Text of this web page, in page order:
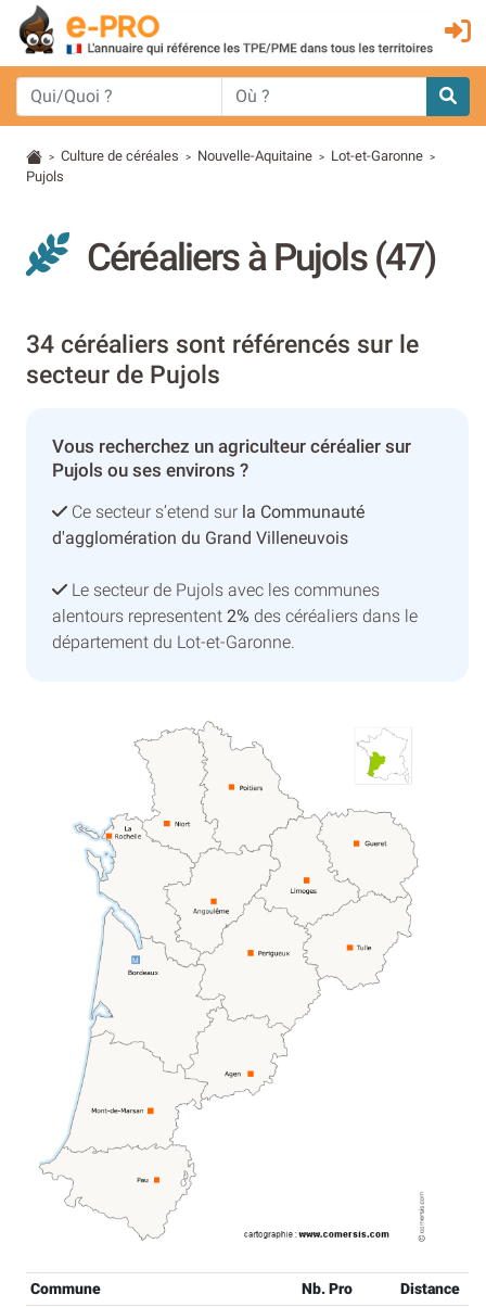
> Culture de céréales > Nouvelle-Aquitaine > Lot-et-Garonne >
Pujols
Céréaliers à Pujols (47)
34 céréaliers sont référencés sur le
secteur de Pujols
Vous recherchez un agriculteur céréalier sur
Pujols ou ses environs ?
Ce secteur s’etend sur la Communauté
d'agglomération du Grand Villeneuvois
Le secteur de Pujols avec les communes
alentours representent 2% des céréaliers dans le
département du Lot-et-Garonne.
Commune Nb. Pro
Distance